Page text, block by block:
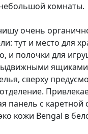
комнаты.
очень
тут и место для
и полочки для
ящиками
сверху
панель с каретной
кожи Bengal в